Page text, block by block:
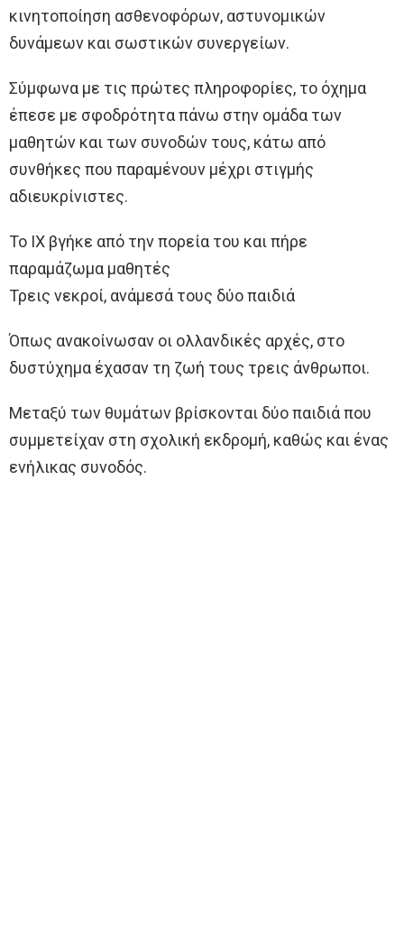
κινητοποίηση ασθενοφόρων, αστυνομικών
δυνάμεων και σωστικών συνεργείων.
Σύμφωνα με τις πρώτες πληροφορίες, το όχημα
έπεσε με σφοδρότητα πάνω στην ομάδα των
μαθητών και των συνοδών τους, κάτω από
συνθήκες που παραμένουν μέχρι στιγμής
αδιευκρίνιστες.
Το ΙΧ βγήκε από την πορεία του και πήρε
παραμάζωμα μαθητές
Τρεις νεκροί, ανάμεσά τους δύο παιδιά
Όπως ανακοίνωσαν οι ολλανδικές αρχές, στο
δυστύχημα έχασαν τη ζωή τους τρεις άνθρωποι.
Μεταξύ των θυμάτων βρίσκονται δύο παιδιά που
συμμετείχαν στη σχολική εκδρομή, καθώς και ένας
ενήλικας συνοδός.